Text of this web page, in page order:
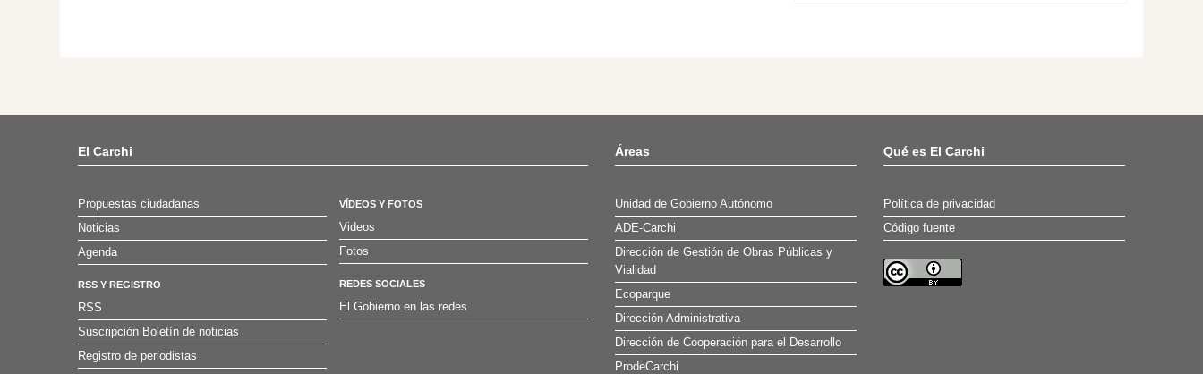
El Carchi
Propuestas ciudadanas
Noticias
Agenda
RSS Y REGISTRO
RSS
Suscripción Boletín de noticias
Registro de periodistas
VÍDEOS Y FOTOS
Videos
Fotos
REDES SOCIALES
El Gobierno en las redes
Áreas
Unidad de Gobierno Autónomo
ADE-Carchi
Dirección de Gestión de Obras Públicas y
Vialidad
Ecoparque
Dirección Administrativa
Dirección de Cooperación para el Desarrollo
ProdeCarchi
Qué es El Carchi
Política de privacidad
Código fuente